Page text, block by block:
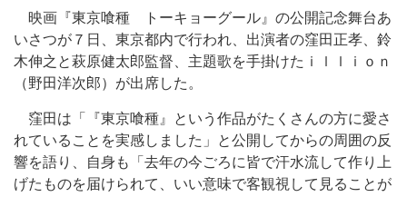
映画『東京喰種 トーキョーグール』の公開記念舞台あ
いさつが７日、東京都内で行われ、出演者の窪田正孝、鈴
木伸之と萩原健太郎監督、主題歌を手掛けたｉｌｌｉｏｎ
（野田洋次郎）が出席した。
窪田は「『東京喰種』という作品がたくさんの方に愛さ
れていることを実感しました」と公開してからの周囲の反
響を語り、自身も「去年の今ごろに皆で汗水流して作り上
げたものを届けられて、いい意味で客観視して見ることが